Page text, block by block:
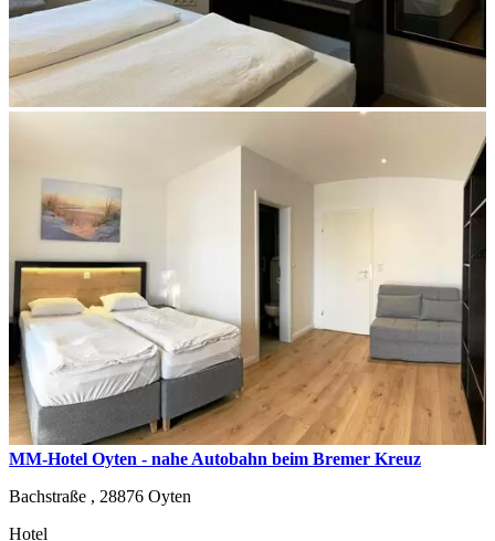
MM-Hotel Oyten - nahe Autobahn beim Bremer Kreuz
Bachstraße , 28876 Oyten
Hotel